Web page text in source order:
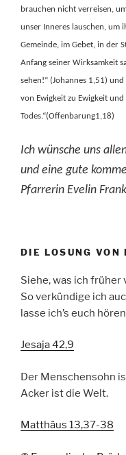
brauchen nicht verreisen,
unser Inneres lauschen, um
Gemeinde, im Gebet, in der
Anfang seiner Wirksamkeit
sehen!“ (Johannes 1,51) und
von Ewigkeit zu Ewigkeit
Todes.“(Offenbarung1,18)
Ich wünsche uns
und eine gute
Pfarrerin Evelin
DIE LOSUNG VON
Siehe, was ich
So verkündige ich
lasse ich’s euch
Jesaja 42,9
Der Menschensohn
Acker ist die Welt.
Matthäus 13,37-38